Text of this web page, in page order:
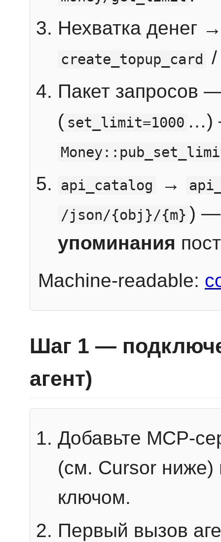
Нехватка денег
create_topup_card
Пакет запросов
( set_limit=1000 …)
api_catalog
→
/json/{obj}/{m} ) —
упоминания
Machine-readable:
Шаг 1 —
агент)
Добавьте MCP-
(см. Cursor ниже)
ключом.
Первый вызов